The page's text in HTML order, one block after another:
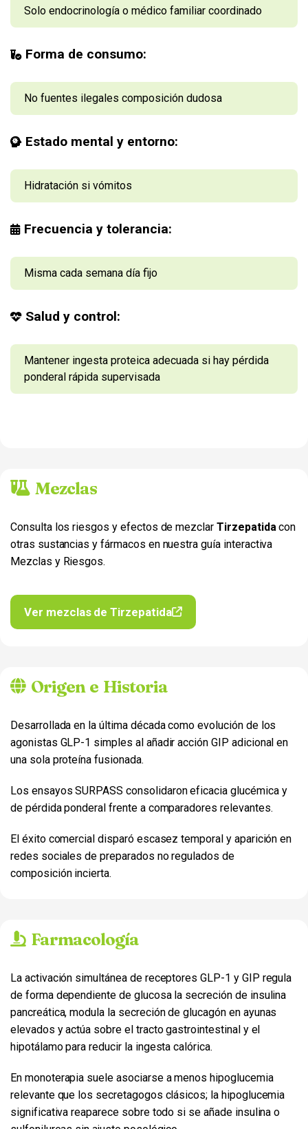
Solo endocrinología o médico familiar coordinado
Forma de consumo:
No fuentes ilegales composición dudosa
Estado mental y entorno:
Hidratación si vómitos
Frecuencia y tolerancia:
Misma cada semana día fijo
Salud y control:
Mantener ingesta proteica adecuada si hay pérdida
ponderal rápida supervisada
Mezclas
Consulta los riesgos y efectos de mezclar Tirzepatida con
otras sustancias y fármacos en nuestra guía interactiva
Mezclas y Riesgos.
Ver mezclas de Tirzepatida
Origen e Historia
Desarrollada en la última década como evolución de los
agonistas GLP-1 simples al añadir acción GIP adicional en
una sola proteína fusionada.
Los ensayos SURPASS consolidaron eficacia glucémica y
de pérdida ponderal frente a comparadores relevantes.
El éxito comercial disparó escasez temporal y aparición en
redes sociales de preparados no regulados de
composición incierta.
Farmacología
La activación simultánea de receptores GLP-1 y GIP regula
de forma dependiente de glucosa la secreción de insulina
pancreática, modula la secreción de glucagón en ayunas
elevados y actúa sobre el tracto gastrointestinal y el
hipotálamo para reducir la ingesta calórica.
En monoterapia suele asociarse a menos hipoglucemia
relevante que los secretagogos clásicos; la hipoglucemia
significativa reaparece sobre todo si se añade insulina o